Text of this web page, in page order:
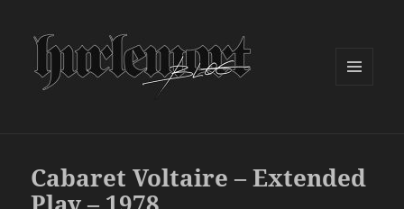
Cabaret Voltaire – Extended